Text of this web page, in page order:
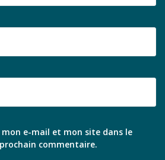
e-mail et mon site dans le
commentaire.